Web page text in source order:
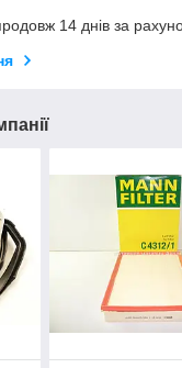
14 днів за